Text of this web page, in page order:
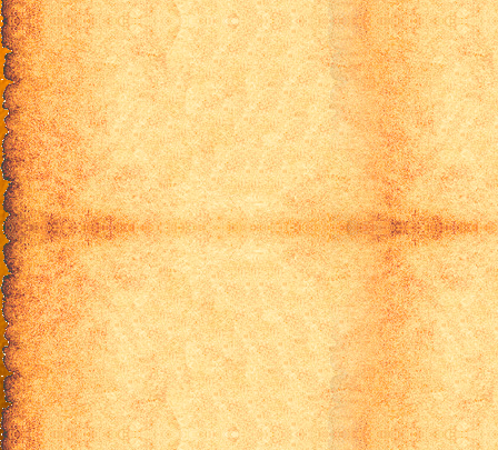
15 серия Изгнанник 2 сезон [ru трафик]
16 серия Изгнанник 2 сезон [ru трафик]
17 серия Изгнанник 2 сезон [ru трафик]